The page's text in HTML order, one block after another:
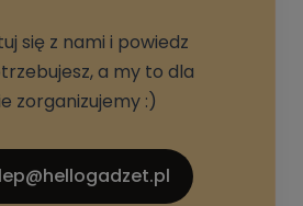
się z nami i powiedz
a my to dla
zorganizujemy :)